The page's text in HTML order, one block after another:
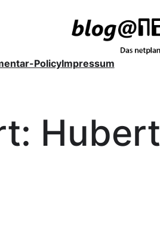
PolicyImpressum
Hubert